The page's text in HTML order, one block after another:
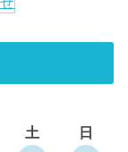
土
日